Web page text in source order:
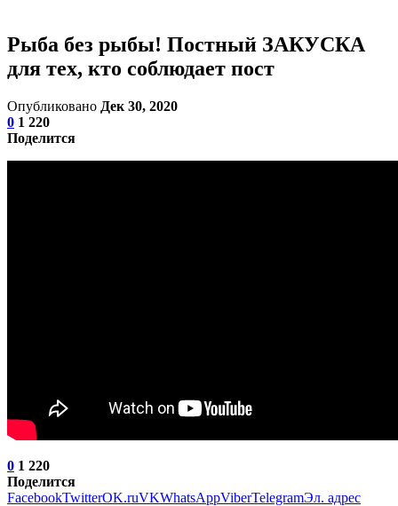
Рыба без рыбы! Постный ЗАКУСКА
для тех, кто соблюдает пост
Опубликовано Дек 30, 2020
0 1 220
Поделится
0 1 220
Поделится
FacebookTwitterOK.ruVKWhatsAppViberTelegramЭл. адрес